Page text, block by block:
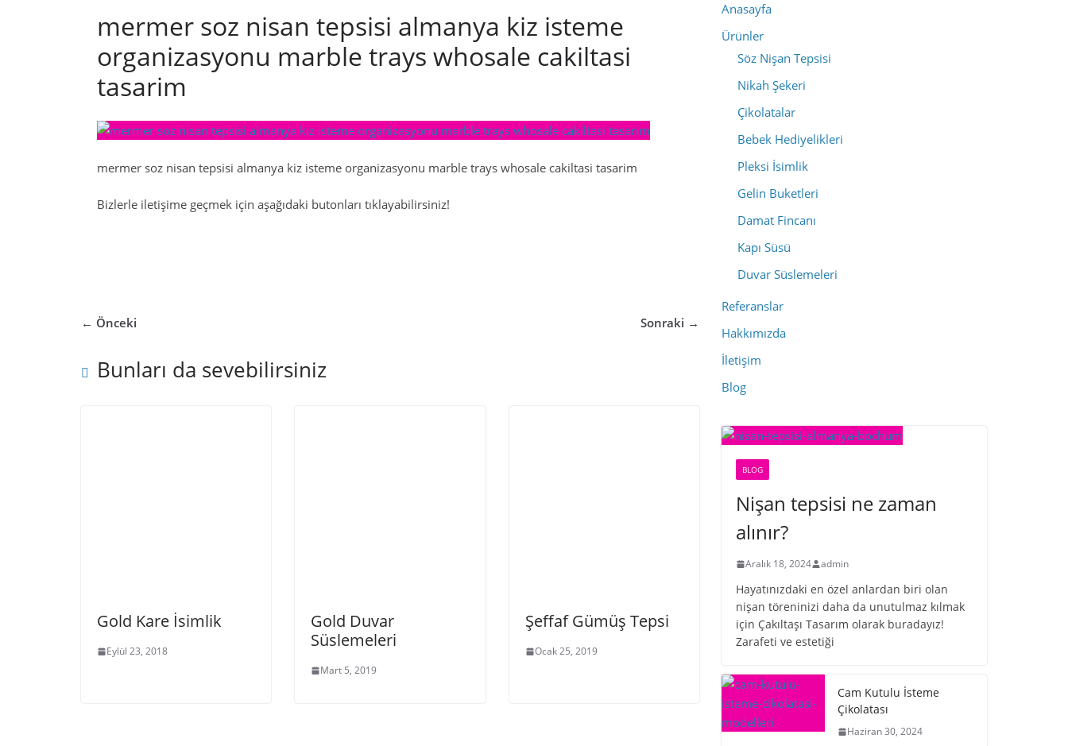
mermer soz nisan tepsisi almanya kiz isteme
organizasyonu marble trays whosale cakiltasi
tasarim
mermer soz nisan tepsisi almanya kiz isteme organizasyonu marble trays whosale cakiltasi tasarim
Bizlerle iletişime geçmek için aşağıdaki butonları tıklayabilirsiniz!
← Önceki Sonraki →
Bunları da sevebilirsiniz
Gold Kare İsimlik
Eylül 23, 2018
Gold Duvar
Süslemeleri
Mart 5, 2019
Şeffaf Gümüş Tepsi
Ocak 25, 2019
Anasayfa
Ürünler
Söz Nişan Tepsisi
Nikah Şekeri
Çikolatalar
Bebek Hediyelikleri
Pleksi İsimlik
Gelin Buketleri
Damat Fincanı
Kapı Süsü
Duvar Süslemeleri
Referanslar
Hakkımızda
İletişim
Blog
BLOG
Nişan tepsisi ne zaman
alınır?
Aralık 18, 2024 admin
Hayatınızdaki en özel anlardan biri olan
nişan töreninizi daha da unutulmaz kılmak
için Çakıltaşı Tasarım olarak buradayız!
Zarafeti ve estetiği
Cam Kutulu İsteme
Çikolatası
Haziran 30, 2024